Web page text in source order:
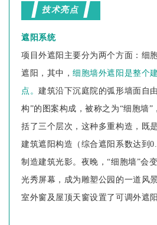
技术亮点
遮阳系统
项目外遮阳主要分为两个方面：细
遮阳，其中，细胞墙外遮阳是整个
点。建筑沿下沉庭院的弧形墙面自
构”的图案构成，被称之为“细胞墙”
括了三个层次，这种多重构造，既
建筑遮阳构造（综合遮阳系数达到
制造建筑光影。夜晚，“细胞墙”会
光秀屏幕，成为雕塑公园的一道风
室外窗及屋顶天窗设置了可调外遮阳